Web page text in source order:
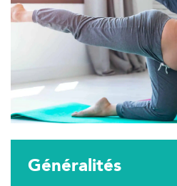
Généralités